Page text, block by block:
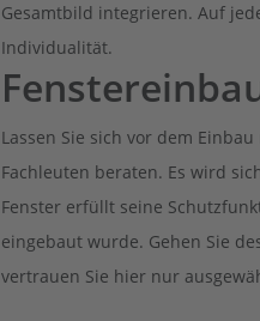
Gesamtbild integrieren. Auf
Individualität.
Lassen Sie sich vor dem
Fachleuten beraten. Es wird
Fenster erfüllt seine
eingebaut wurde. Gehen Sie
vertrauen Sie hier nur